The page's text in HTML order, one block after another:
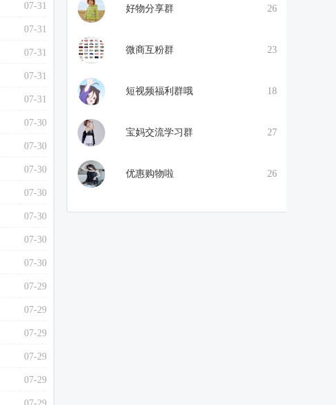
07-31
07-31
07-31
07-31
07-31
07-30
07-30
07-30
07-30
07-30
07-30
07-30
07-29
07-29
07-29
07-29
07-29
好物分享群 26
微商互粉群 23
短视频福利群哦 18
宝妈交流学习群 27
优惠购物啦 26